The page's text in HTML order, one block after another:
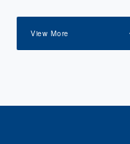
View More